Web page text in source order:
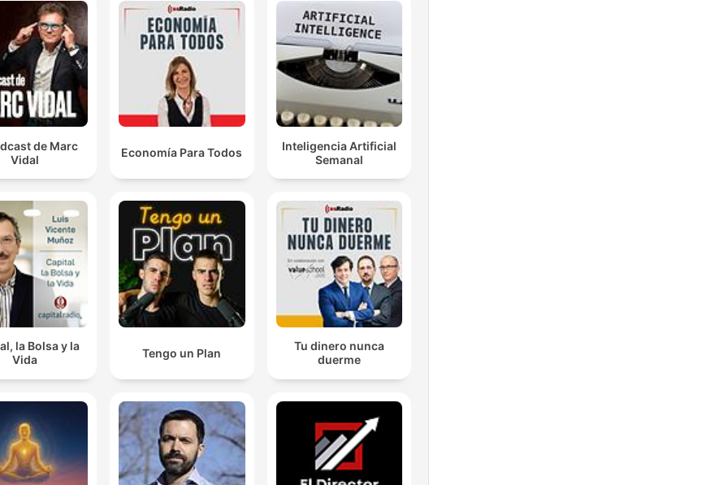
de Marc
Vidal
Economía Para Todos
Inteligencia Artificial
Semanal
la Bolsa y la
Vida
Tengo un Plan
Tu dinero nunca
duerme